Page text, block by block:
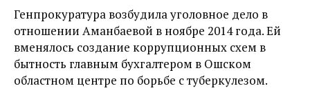
Генпрокуратура возбудила уголовное дело в
отношении Аманбаевой в ноябре 2014 года. Ей
вменялось создание коррупционных схем в
бытность главным бухгалтером в Ошском
областном центре по борьбе с туберкулезом.